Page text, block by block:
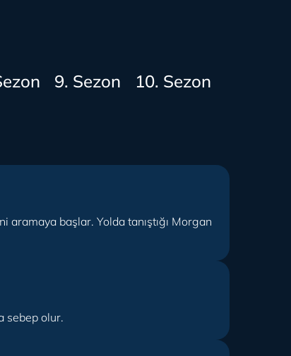
9. Sezon 10. Sezon
başlar. Yolda tanıştığı Morgan
sebep olur.